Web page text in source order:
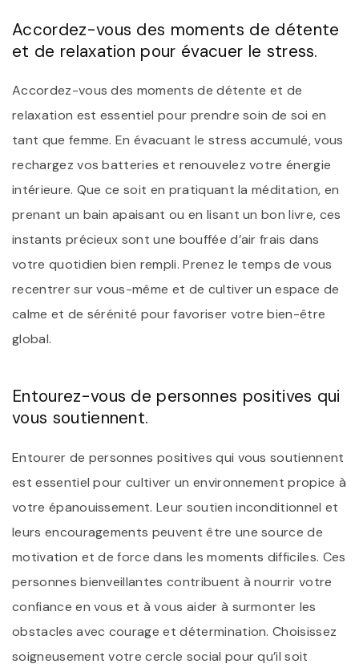
Accordez-vous des moments de détente
et de relaxation pour évacuer le stress.
Accordez-vous des moments de détente et de
relaxation est essentiel pour prendre soin de soi en
tant que femme. En évacuant le stress accumulé, vous
rechargez vos batteries et renouvelez votre énergie
intérieure. Que ce soit en pratiquant la méditation, en
prenant un bain apaisant ou en lisant un bon livre, ces
instants précieux sont une bouffée d’air frais dans
votre quotidien bien rempli. Prenez le temps de vous
recentrer sur vous-même et de cultiver un espace de
calme et de sérénité pour favoriser votre bien-être
global.
Entourez-vous de personnes positives qui
vous soutiennent.
Entourer de personnes positives qui vous soutiennent
est essentiel pour cultiver un environnement propice à
votre épanouissement. Leur soutien inconditionnel et
leurs encouragements peuvent être une source de
motivation et de force dans les moments difficiles. Ces
personnes bienveillantes contribuent à nourrir votre
confiance en vous et à vous aider à surmonter les
obstacles avec courage et détermination. Choisissez
soigneusement votre cercle social pour qu’il soit